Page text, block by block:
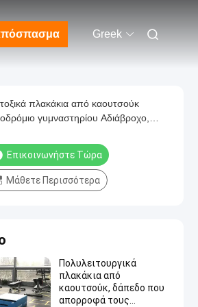
Greek
πλακάκια από καουτσούκ
γυμναστηρίου Αδιάβροχο,
Επικοινωνήστε Τώρα
Μάθετε Περισσότερα
Πολυλειτουργικά
πλακάκια από
καουτσούκ, δάπεδο που
απορροφά τους